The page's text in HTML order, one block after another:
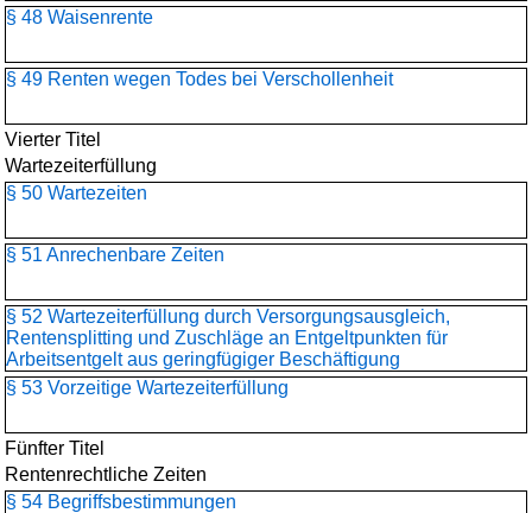
§ 48 Waisenrente
§ 49 Renten wegen Todes bei Verschollenheit
Vierter Titel
Wartezeiterfüllung
§ 50 Wartezeiten
§ 51 Anrechenbare Zeiten
§ 52 Wartezeiterfüllung durch Versorgungsausgleich,
Rentensplitting und Zuschläge an Entgeltpunkten für
Arbeitsentgelt aus geringfügiger Beschäftigung
§ 53 Vorzeitige Wartezeiterfüllung
Fünfter Titel
Rentenrechtliche Zeiten
§ 54 Begriffsbestimmungen